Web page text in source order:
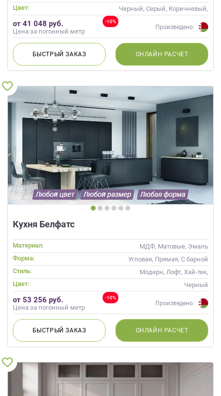
Цвет:
Черный, Серый, Коричневый,
Капучино
-10%
от 41 048 руб.
Цена за погонный метр
Произведено:
БЫСТРЫЙЗАКАЗ ОНЛАЙН РАСЧЕТ
Кухня Белфатс
Материал:
МДФ, Матовые, Эмаль
Форма:
Угловая, Прямая, С барной
стойкой
Стиль:
Модерн, Лофт, Хай-тек,
Современные
Цвет: Черный
-10%
от 53 256 руб.
Цена за погонный метр
Произведено:
БЫСТРЫЙЗАКАЗ ОНЛАЙН РАСЧЕТ